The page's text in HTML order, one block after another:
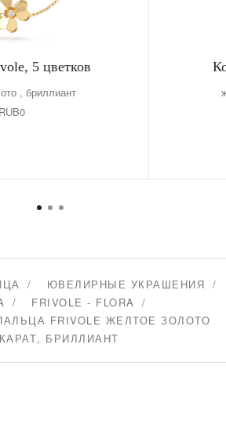
5 цветков
, бриллиант
RUB0
ЮВЕЛИРНЫЕ УКРАШЕНИЯ
FRIVOLE - FLORA
FRIVOLE ЖЕЛТОЕ ЗОЛОТО
БРИЛЛИАНТ